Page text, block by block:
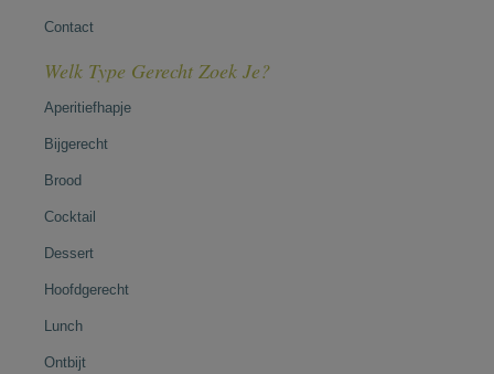
Contact
Welk Type Gerecht Zoek Je?
Aperitiefhapje
Bijgerecht
Brood
Cocktail
Dessert
Hoofdgerecht
Lunch
Ontbijt